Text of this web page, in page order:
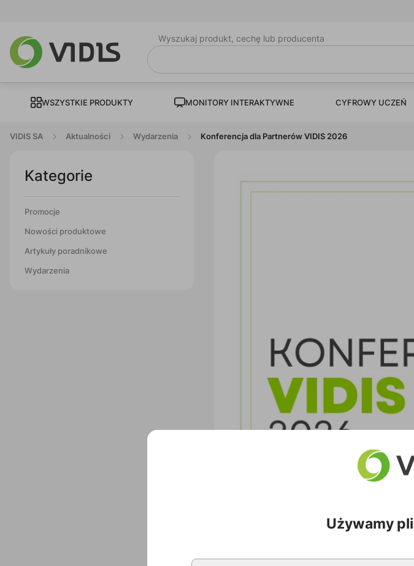
Wyszukaj produkt, cechę lub producenta
WSZYSTKIE PRODUKTY MONITORY INTERAKTYWNE CYFROWY UCZEŃ
VIDIS SA Aktualności Wydarzenia Konferencja dla Partnerów VIDIS 2026
Kategorie
Promocje
Nowości produktowe
Artykuły poradnikowe
Wydarzenia
Konferencja dla
Używamy